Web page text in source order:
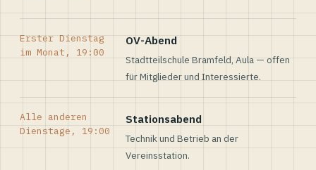
Erster Dienstag
im Monat, 19:00
OV-Abend
Stadtteilschule Bramfeld, Aula — offen
für Mitglieder und Interessierte.
Alle anderen
Dienstage, 19:00
Stationsabend
Technik und Betrieb an der
Vereinsstation.